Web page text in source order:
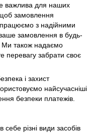
важлива для наших
замовлення
з надійними
замовлення в будь-
Ми також надаємо
перевагу забрати своє
і захист
найсучасніші
безпеки платежів.
різні види засобів